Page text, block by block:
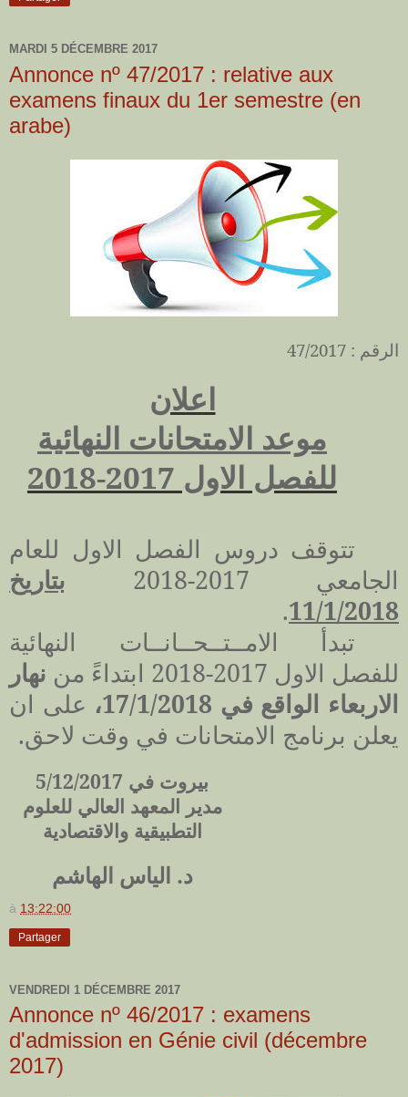
MARDI 5 DÉCEMBRE 2017
Annonce nº 47/2017 : relative aux
examens finaux du 1er semestre (en
arabe)
الرقم : 47/2017
اعلان
موعد الامتحانات النهائية
للفصل الاول 2017-2018
تتوقف دروس الفصل الاول للعام
الجامعي 2017-2018
بتاريخ
11/1/2018
.
تبدأ الامــتــحــانــات النهائية
للفصل الاول 2017-2018 ابتداءً من
نهار
الاربعاء الواقع في 17/1/2018،
على ان
يعلن برنامج الامتحانات في وقت لاحق.
بيروت في 5/12/2017
مدير المعهد العالي للعلوم
التطبيقية والاقتصادية
د. الياس الهاشم
à 13:22:00
Partager
VENDREDI 1 DÉCEMBRE 2017
Annonce nº 46/2017 : examens
d'admission en Génie civil (décembre
2017)